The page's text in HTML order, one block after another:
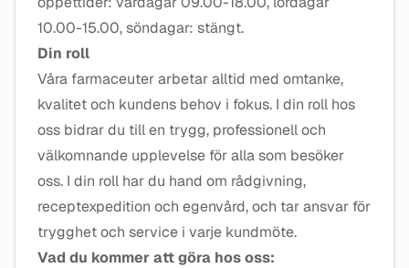
10.00-15.00, söndagar: stängt.
Din roll
Våra farmaceuter arbetar alltid med omtanke,
kvalitet och kundens behov i fokus. I din roll hos
oss bidrar du till en trygg, professionell och
välkomnande upplevelse för alla som besöker
oss. I din roll har du hand om rådgivning,
receptexpedition och egenvård, och tar ansvar för
trygghet och service i varje kundmöte.
Vad du kommer att göra hos oss: